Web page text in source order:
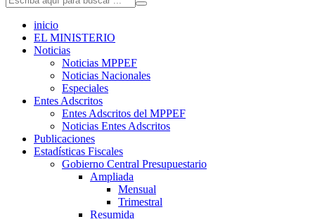
inicio
EL MINISTERIO
Noticias
Noticias MPPEF
Noticias Nacionales
Especiales
Entes Adscritos
Entes Adscritos del MPPEF
Noticias Entes Adscritos
Publicaciones
Estadísticas Fiscales
Gobierno Central Presupuestario
Ampliada
Mensual
Trimestral
Resumida